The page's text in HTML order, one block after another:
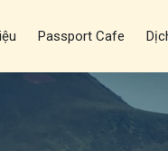
Passport Cafe